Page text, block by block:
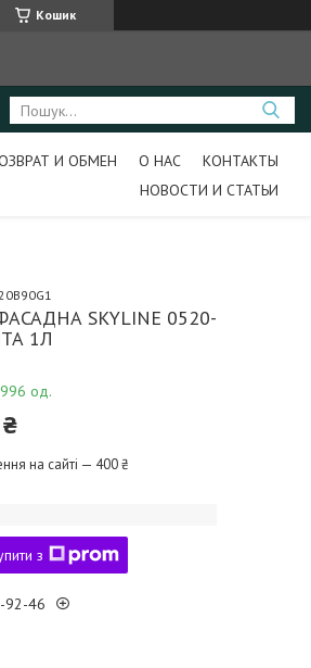
Кошик
И ОБМЕН О НАС
КОНТАКТЫ
НОВОСТИ И СТАТЬИ
SKYLINE 0520-
1Л
996 од.
на сайті — 400 ₴
з
92-46